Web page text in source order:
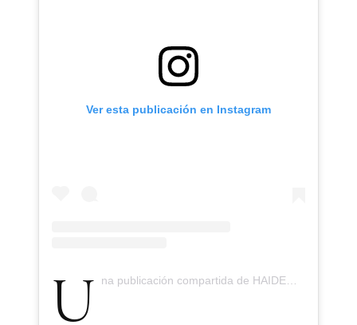
Ver esta publicación en Instagram
Una publicación compartida de HAIDER ACKERMANN (@h.a)